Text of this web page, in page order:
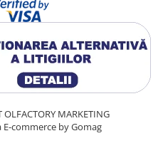
MARKETING
commerce by Gomag